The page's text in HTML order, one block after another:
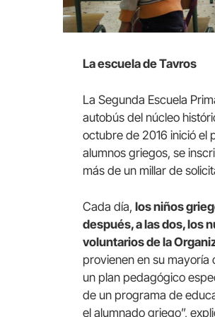
La escuela de Tavros
La Segunda Escuela
autobús del núcleo
octubre de 2016 inició el
alumnos griegos, se
más de un millar de
Cada día,los niños
después, a las dos, los
voluntarios de la
provienen en su mayoría
un plan pedagógico
de un programa de
el alumnado griego”,